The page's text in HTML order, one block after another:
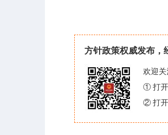
方针政策权威发布，
欢迎
① 打
② 打